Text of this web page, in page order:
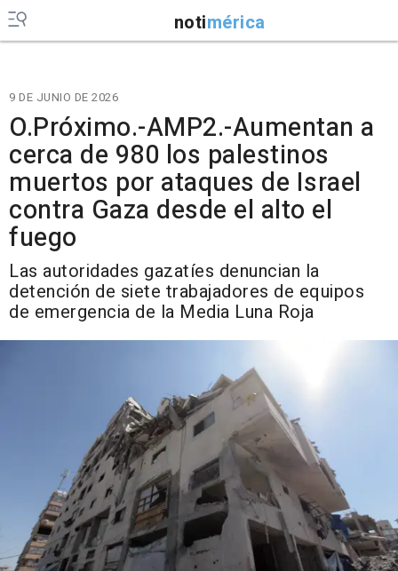
notimérica
9 DE JUNIO DE 2026
O.Próximo.-AMP2.-Aumentan a
cerca de 980 los palestinos
muertos por ataques de Israel
contra Gaza desde el alto el
fuego
Las autoridades gazatíes denuncian la
detención de siete trabajadores de equipos
de emergencia de la Media Luna Roja